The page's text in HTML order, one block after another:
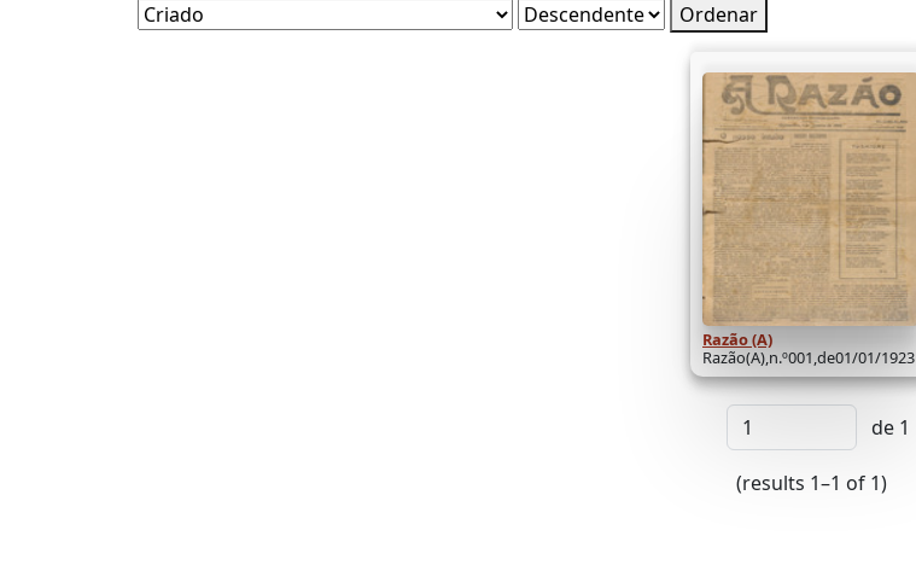
Ordenar
Razão (A)
Razão(A),n.º001,de01/01/1923
de 1
(results 1–1 of 1)